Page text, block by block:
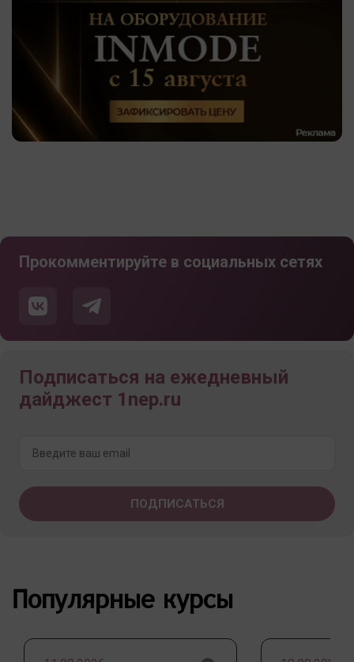
Прокомментируйте в социальных сетях
Подписаться на ежедневный
дайджест 1nep.ru
Популярные курсы